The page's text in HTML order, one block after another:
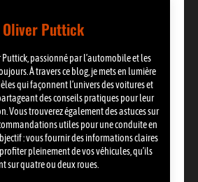
Oliver Puttick
Puttick, passionné par l’automobile et les
À travers ce blog, je mets en lumière
qui façonnent l’univers des voitures et
des conseils pratiques pour leur
Vous trouverez également des astuces sur
utiles pour une conduite en
: vous fournir des informations claires
pleinement de vos véhicules, qu’ils
sur quatre ou deux roues.